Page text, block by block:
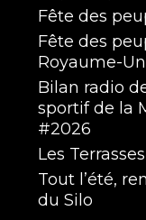
Fête des
Fête des
Royaume-
Bilan radio
sportif de la
#2026
Les
Tout l’été,
du Silo